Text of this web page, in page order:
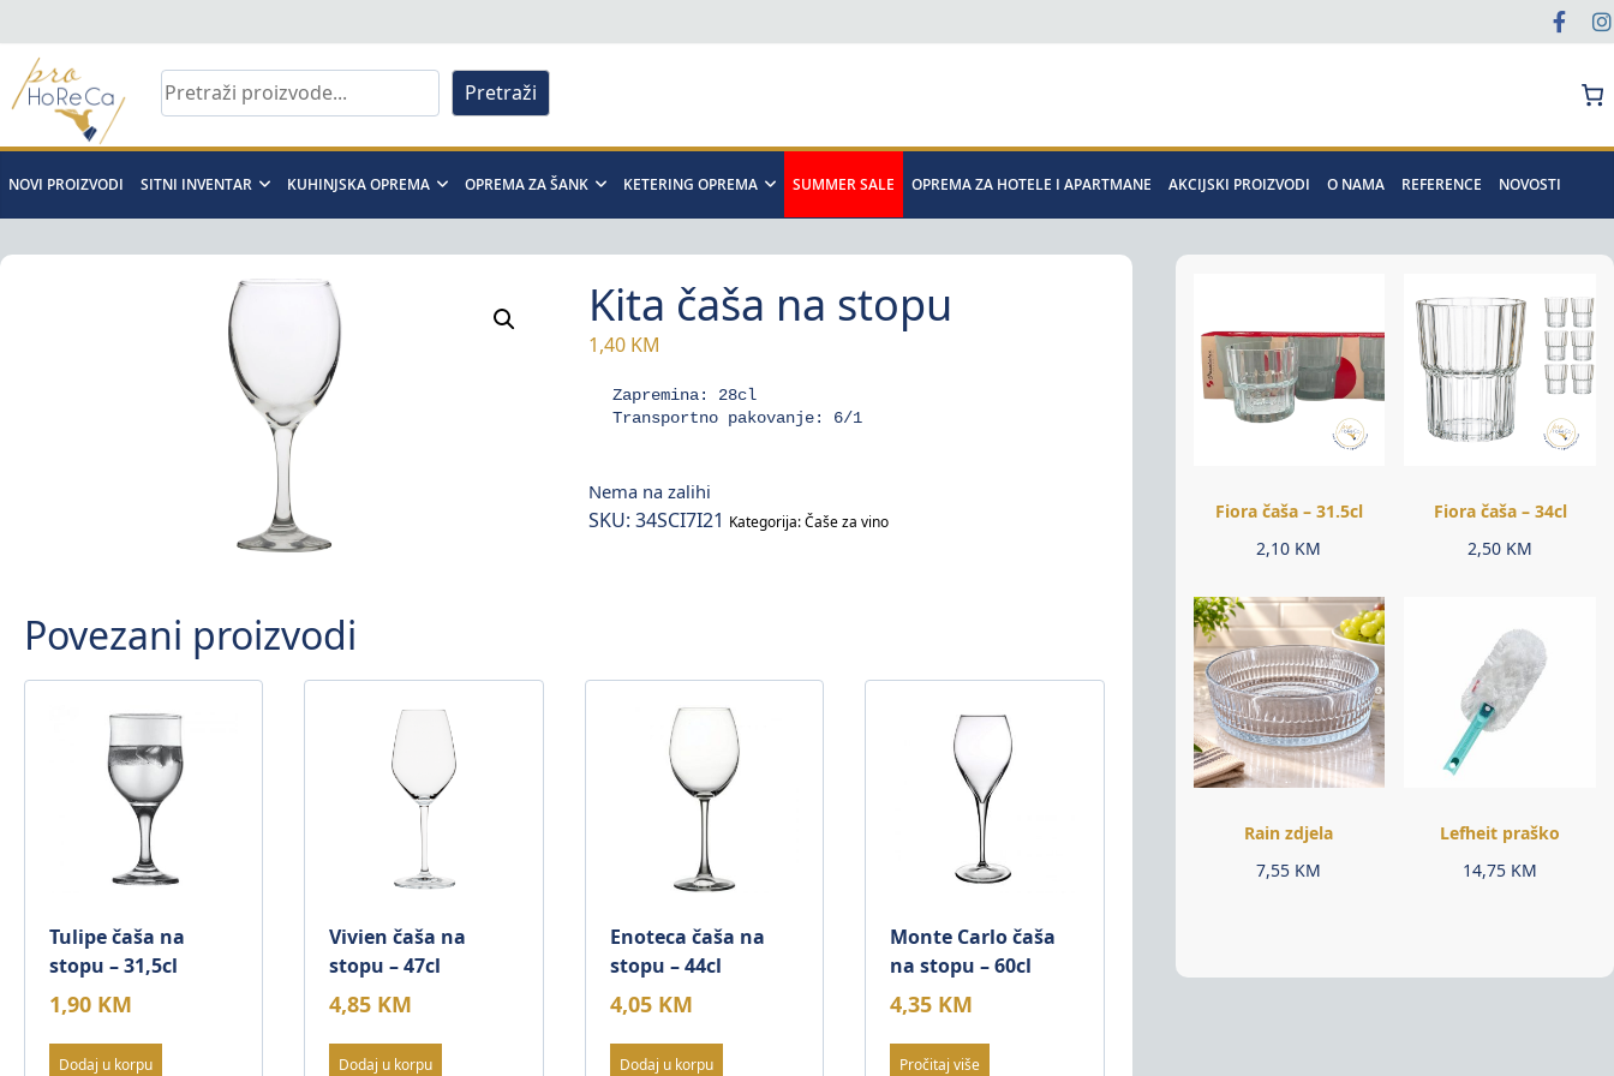
to
content
Pro
Horeca
d.o.o
Pretraži
NOVI PROIZVODI SITNI INVENTAR KUHINJSKA OPREMA OPREMA ZA ŠANK KETERING OPREMA SUMMER SALE OPREMA ZA HOTELE I APARTMANE AKCIJSKI PROIZVODI O NAMA REFERENCE NOVOSTI
Kita čaša na stopu
1,40 KM
Zapremina: 28cl
Transportno pakovanje: 6/1
Nema na zalihi
SKU: 34SCI7I21 Kategorija:Čaše za vino
Povezani proizvodi
Tulipe čaša na
stopu – 31,5cl
1,90 KM
Dodaj u korpu
Vivien čaša na
stopu – 47cl
4,85 KM
Dodaj u korpu
Enoteca čaša na
stopu – 44cl
4,05 KM
Dodaj u korpu
Monte Carlo čaša
na stopu – 60cl
4,35 KM
Pročitaj više
Fiora čaša – 31.5cl
2,10 KM
Fiora čaša – 34cl
2,50 KM
Rain zdjela
7,55 KM
Lefheit praško
14,75 KM